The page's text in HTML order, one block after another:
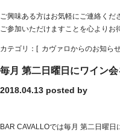
ご興味ある方はお気軽にご連絡くだ
ご参加いただけますことを心よりお
カテゴリ：[ カヴァロからのお知ら
毎月 第二日曜日にワイン
2018.04.13 posted by
BAR CAVALLOでは毎月 第二日曜日